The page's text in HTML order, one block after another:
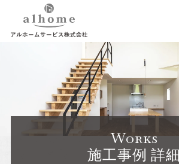
Concept
事業概要
Works
施工事例 詳細